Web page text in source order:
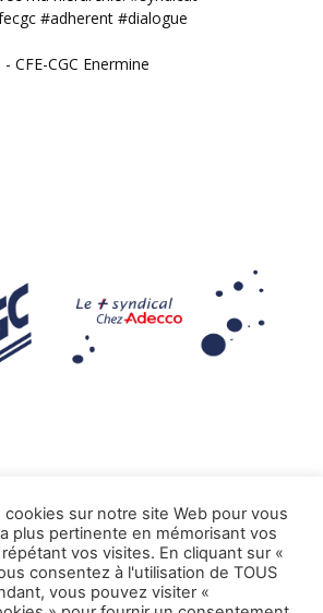
#adherent #dialogue
CFE-CGC Enermine
CFE-CGC ADECCO.
sur notre site Web pour vous
plus pertinente en mémorisant vos
vos visites. En cliquant sur «
consentez à l'utilisation de TOUS
vous pouvez visiter «